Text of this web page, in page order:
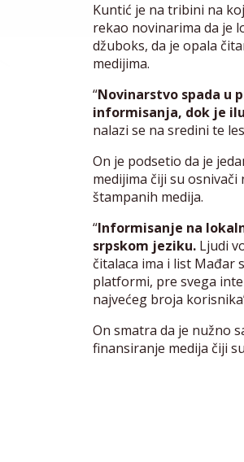
Kuntić je na tribini na
rekao novinarima da je
džuboks, da je opala
medijima.
“Novinarstvo spada u
informisanja, dok je
nalazi se na sredini te
On je podsetio da je
medijima čiji su
štampanih medija.
“Informisanje na
srpskom jeziku. Ljudi
čitalaca ima i list Mađar
platformi, pre svega
najvećeg broja
On smatra da je nužno
finansiranje medija čiji